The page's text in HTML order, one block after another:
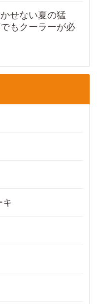
せない夏の猛
もクーラーが必
キ